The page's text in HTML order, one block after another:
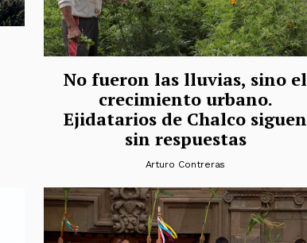
No fueron las lluvias, sino el
crecimiento urbano.
Ejidatarios de Chalco siguen
sin respuestas
Arturo Contreras